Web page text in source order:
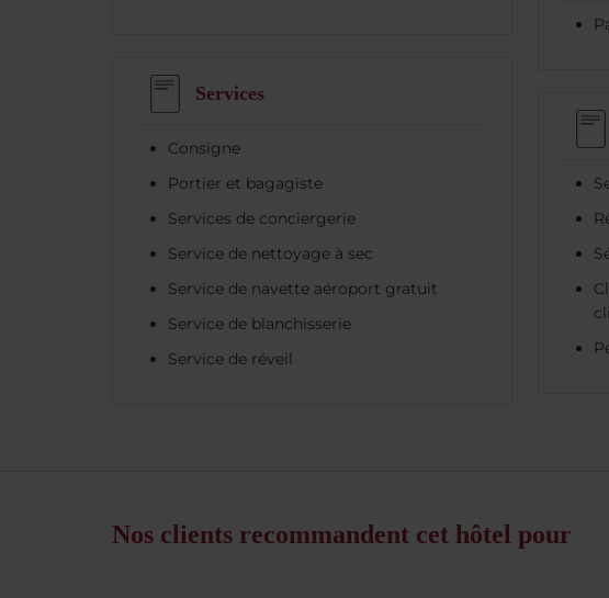
Services
Consigne
Portier et bagagiste
Services de conciergerie
Service de nettoyage à sec
Service de navette aéroport gratuit
Service de blanchisserie
Service de réveil
Nos clients recommandent cet hôtel pour